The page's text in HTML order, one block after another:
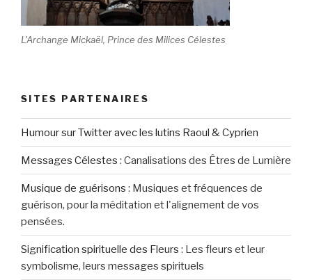
L'Archange Mickaël, Prince des Milices Célestes
SITES PARTENAIRES
Humour sur Twitter avec les lutins Raoul & Cyprien
Messages Célestes : Canalisations des Êtres de Lumière
Musique de guérisons : Musiques et fréquences de
guérison, pour la méditation et l'alignement de vos
pensées.
Signification spirituelle des Fleurs : Les fleurs et leur
symbolisme, leurs messages spirituels